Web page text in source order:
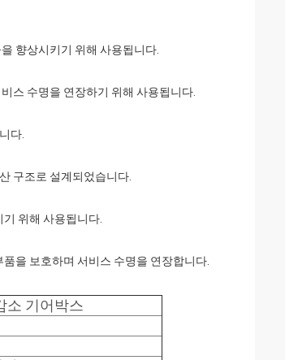
향상시키기 위해 사용됩니다.
스 수명을 연장하기 위해 사용됩니다.
다.
구조로 설계되었습니다.
위해 사용됩니다.
을 보호하며 서비스 수명을 연장합니다.
소 기어박스